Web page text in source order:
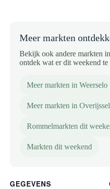
Meer markten
Bekijk ook andere markten
ontdek wat er dit weekend te
Meer markten in Weerselo
Meer markten in Overijssel
Rommelmarkten dit
Markten dit weekend
GEGEVENS